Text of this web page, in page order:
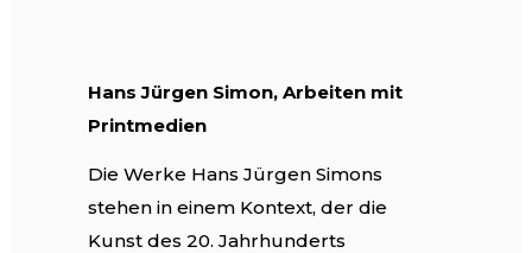
Hans Jürgen Simon, Arbeiten mit
Printmedien
Die Werke Hans Jürgen Simons
stehen in einem Kontext, der die
Kunst des 20. Jahrhunderts